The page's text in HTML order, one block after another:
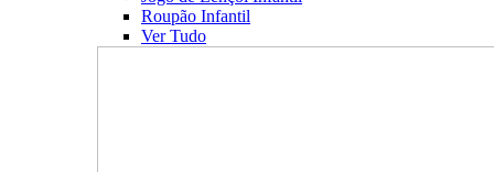
Roupão Infantil
Ver Tudo